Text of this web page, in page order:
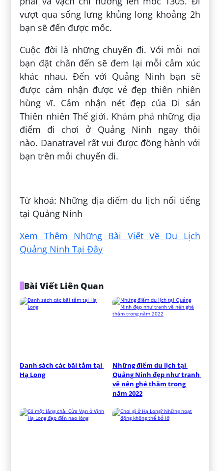
vượt qua sống lưng khủng long khoảng 2h
bạn sẽ đến được mốc.
Cuộc đời là những chuyến đi. Với mỗi nơi
bạn đặt chân đến sẽ đem lại mỗi cảm xúc
khác nhau. Đến với Quảng Ninh bạn sẽ
được cảm nhận được vẻ đẹp thiên nhiên
hùng vĩ. Cảm nhận nét đẹp của Di sản
Thiên nhiên Thế giới. Khám phá những địa
điểm đi chơi ở Quảng Ninh ngay thôi
nào. Danatravel rất vui được đồng hành với
bạn trên mỗi chuyến đi.
Từ khoá: Những địa điểm du lịch nổi tiếng
tại Quảng Ninh
Xem Thêm Những Bài Viết Về Du Lịch
Quảng Ninh Tại Đây
Bài Viết Liên Quan
Danh sách các bãi tắm tại
Hạ Long
Những điểm du lịch tại
Quảng Ninh đẹp như tranh
vẽ nên ghé thăm trong
năm 2022